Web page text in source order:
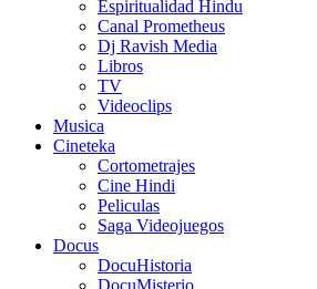
Espiritualidad Hindu
Canal Prometheus
Dj Ravish Media
Libros
TV
Videoclips
Musica
Cineteka
Cortometrajes
Cine Hindi
Peliculas
Saga Videojuegos
Docus
DocuHistoria
DocuMisterio